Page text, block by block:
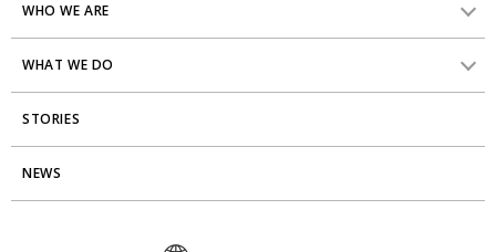
WHO WE ARE
HVからのメッセージ
研究員紹介
アクセス
WHAT WE DO
組織変革
エンゲージメント向上支援
STORIES
Stories
NEWS